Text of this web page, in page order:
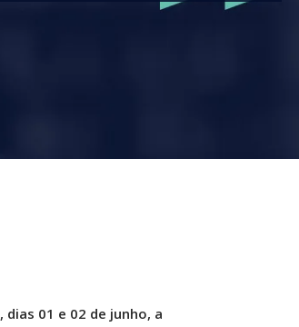
01 e 02 de junho, a